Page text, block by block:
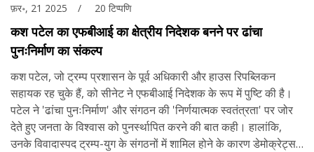
फ़र॰, 21 2025 20 टिप्पणि
कश पटेल का एफबीआई का क्षेत्रीय निदेशक बनने पर ढांचा
पुनःनिर्माण का संकल्प
कश पटेल, जो ट्रम्प प्रशासन के पूर्व अधिकारी और हाउस रिपब्लिकन
सहायक रह चुके हैं, को सीनेट ने एफबीआई निदेशक के रूप में पुष्टि की है।
पटेल ने 'ढांचा पुनःनिर्माण' और संगठन की 'निर्णयात्मक स्वतंत्रता' पर जोर
देते हुए जनता के विश्वास को पुनर्स्थापित करने की बात कही। हालांकि,
उनके विवादास्पद ट्रम्प-युग के संगठनों में शामिल होने के कारण डेमोक्रेट्स